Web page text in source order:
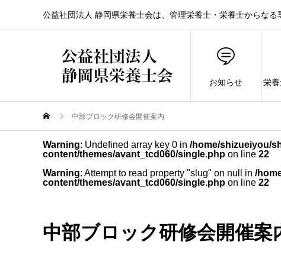
公益社団法人 静岡県栄養士会は、管理栄養士・栄養士からな
お知らせ 栄
中部ブロック研修会開催案内
Warning: Undefined array key 0 in /home/shizueiyou/
content/themes/avant_tcd060/single.php on line 22
Warning: Attempt to read property "slug" on null in /
content/themes/avant_tcd060/single.php on line 22
中部ブロック研修会開催案